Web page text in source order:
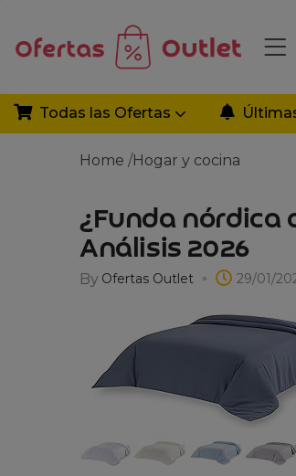
Todas las Ofertas
Home /Hogar y cocina
¿Funda nórdica
Análisis 2026
By Ofertas Outlet 29/01/